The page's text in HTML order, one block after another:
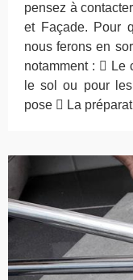
pensez à
et Façade. Pour
nous ferons en
notamment :  Le
le sol ou pour
pose  La